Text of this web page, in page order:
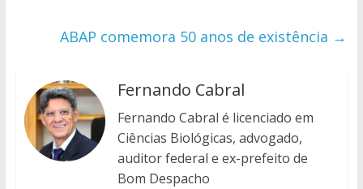
ABAP comemora 50 anos de existência →
Fernando Cabral
Fernando Cabral é licenciado em
Ciências Biológicas, advogado,
auditor federal e ex-prefeito de
Bom Despacho